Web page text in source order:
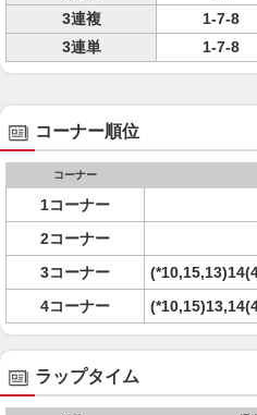
3連複
1-7-8
3連単
1-7-8
コーナー順位
コーナー
1コーナー
2コーナー
3コーナー
4コーナー
ラップタイム